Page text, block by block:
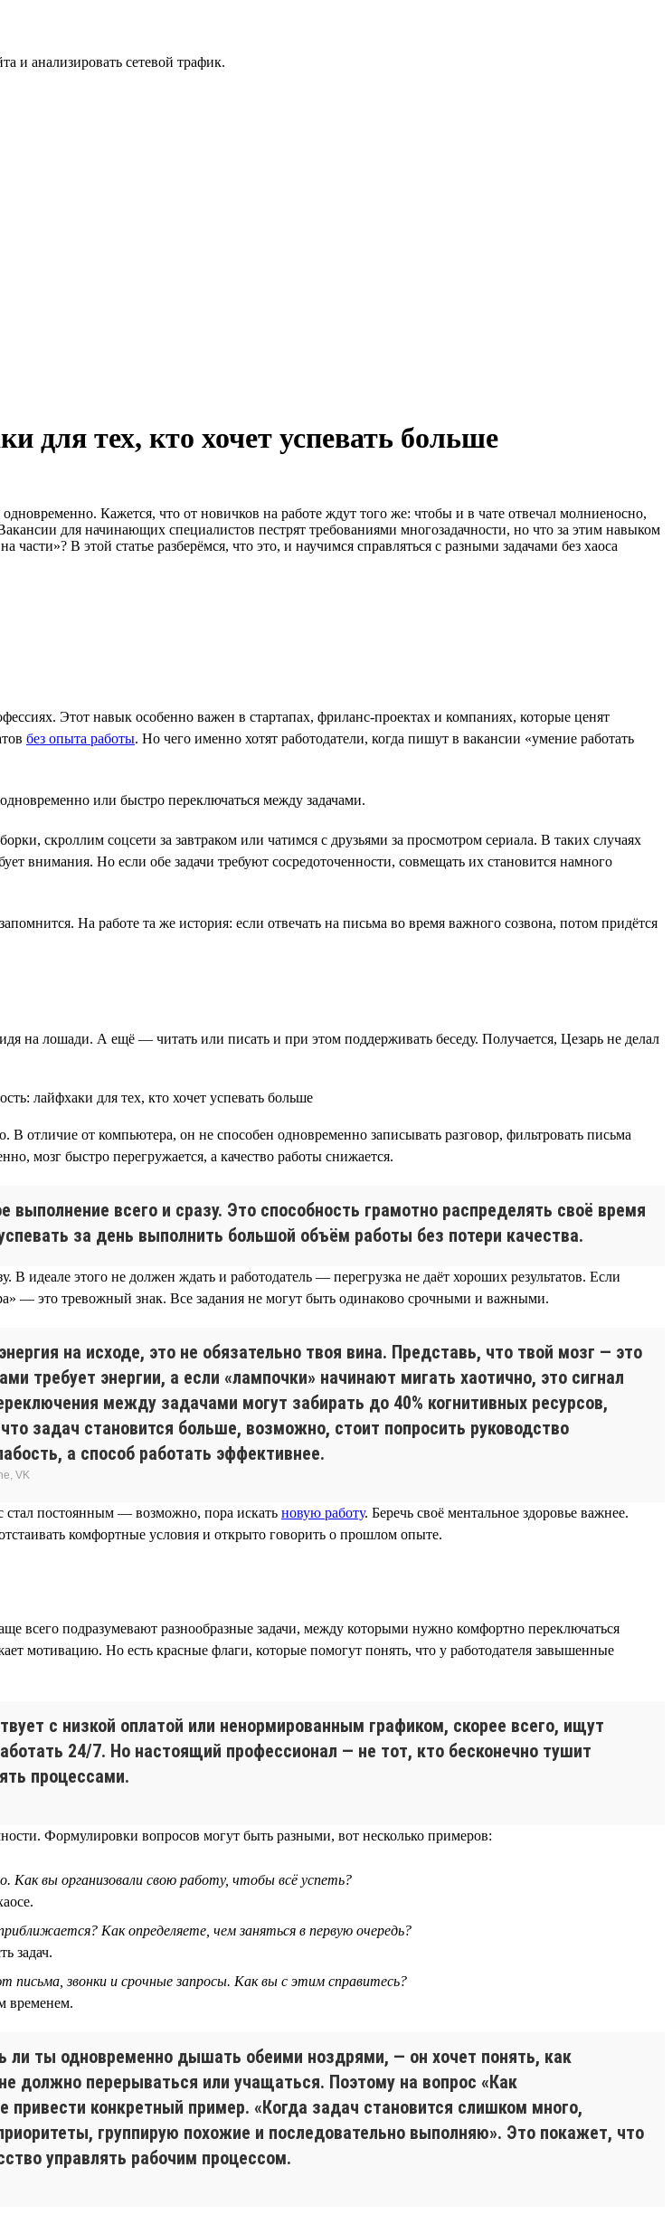
и анализировать сетевой трафик.
для тех, кто хочет успевать больше
Кажется, что от новичков на работе ждут того же: чтобы и в чате отвечал молниеносно,
для начинающих специалистов пестрят требованиями многозадачности, но что за этим навыком
В этой статье разберёмся, что это, и научимся справляться с разными задачами без хаоса
Этот навык особенно важен в стартапах, фриланс-проектах и компаниях, которые ценят
без опыта работы. Но чего именно хотят работодатели, когда пишут в вакансии «умение работать
или быстро переключаться между задачами.
скроллим соцсети за завтраком или чатимся с друзьями за просмотром сериала. В таких случаях
внимания. Но если обе задачи требуют сосредоточенности, совмещать их становится намного
На работе та же история: если отвечать на письма во время важного созвона, потом придётся
на лошади. А ещё — читать или писать и при этом поддерживать беседу. Получается, Цезарь не делал
отличие от компьютера, он не способен одновременно записывать разговор, фильтровать письма
мозг быстро перегружается, а качество работы снижается.
всего и сразу. Это способность грамотно распределять своё время
за день выполнить большой объём работы без потери качества.
В идеале этого не должен ждать и работодатель — перегрузка не даёт хороших результатов. Если
— это тревожный знак. Все задания не могут быть одинаково срочными и важными.
на исходе, это не обязательно твоя вина. Представь, что твой мозг — это
требует энергии, а если «лампочки» начинают мигать хаотично, это сигнал
между задачами могут забирать до 40% когнитивных ресурсов,
задач становится больше, возможно, стоит попросить руководство
а способ работать эффективнее.
VK
стал постоянным — возможно, пора искать новую работу. Беречь своё ментальное здоровье важнее.
комфортные условия и открыто говорить о прошлом опыте.
всего подразумевают разнообразные задачи, между которыми нужно комфортно переключаться
мотивацию. Но есть красные флаги, которые помогут понять, что у работодателя завышенные
с низкой оплатой или ненормированным графиком, скорее всего, ищут
24/7. Но настоящий профессионал — не тот, кто бесконечно тушит
процессами.
Формулировки вопросов могут быть разными, вот несколько примеров:
Как вы организовали свою работу, чтобы всё успеть?
Как определяете, чем заняться в первую очередь?
задач.
письма, звонки и срочные запросы. Как вы с этим справитесь?
временем.
ли ты одновременно дышать обеими ноздрями, — он хочет понять, как
перерываться или учащаться. Поэтому на вопрос «Как
конкретный пример. «Когда задач становится слишком много,
группирую похожие и последовательно выполняю». Это покажет, что
управлять рабочим процессом.